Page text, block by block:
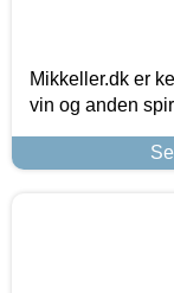
Mikkeller.dk er
vin og anden